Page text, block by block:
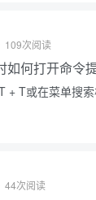
109次阅读
如何打开命令
+ T或在菜单搜索
44次阅读